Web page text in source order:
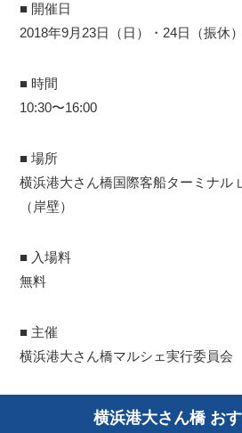
■ 開催日
2018年9月23日（日）・24日（振休）
■ 時間
10:30〜16:00
■ 場所
横浜港大さん橋国際客船ターミナル
（岸壁）
■ 入場料
無料
■ 主催
横浜港大さん橋マルシェ実行委員会
横浜港大さん橋 お